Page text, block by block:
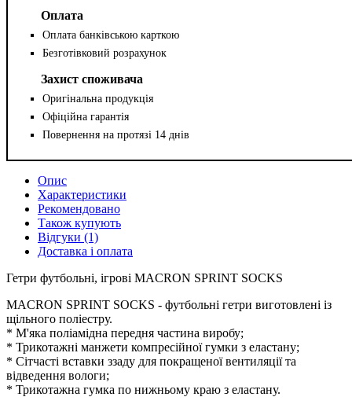
Оплата
Оплата банківською карткою
Безготівковий розрахунок
Захист споживача
Оригінальна продукція
Офіційна гарантія
Повернення на протязі 14 днів
Опис
Характеристики
Рекомендовано
Також купують
Відгуки (1)
Доставка і оплата
Гетри футбольні, ігрові MACRON SPRINT SOCKS
MACRON SPRINT SOCKS - футбольні гетри виготовлені із
щільного поліестру.
* М'яка поліамідна передня частина виробу;
* Трикотажні манжети компресійної гумки з еластану;
* Сітчасті вставки ззаду для покращеної вентиляції та
відведення вологи;
* Трикотажна гумка по нижньому краю з еластану.